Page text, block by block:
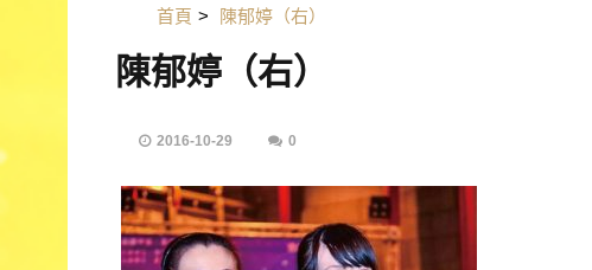
首頁 > 陳郁婷（右）
陳郁婷（右）
2016-10-29 0